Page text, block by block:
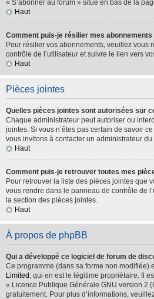
« S’abonner au forum » situé en bas de la
Haut
Comment puis-je résilier mes abonnements
Pour résilier vos abonnements, veuillez vous
contrôle de l’utilisateur et suivre le lien vers
Haut
Pièces jointes
Quelles pièces jointes sont autorisées sur
Chaque administrateur peut autoriser ou
jointes. Si vous n’êtes pas certain de savoir
vous invitons à contacter un administrateur du
Haut
Comment puis-je retrouver toutes mes
Pour retrouver la liste des pièces jointes que
vous rendre dans le panneau de contrôle de
la section des pièces jointes.
Haut
À propos de phpBB
Qui a développé ce logiciel de forum de
Ce programme (dans sa forme non modifiée)
Limited , qui en est le légitime propriétaire. Il
« Licence Publique Générale GNU version 2
gratuitement. Pour plus d’informations,